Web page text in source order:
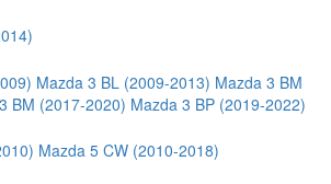
Mazda 3 BL (2009-2013) Mazda 3 BM
BM (2017-2020) Mazda 3 BP (2019-2022)
Mazda 5 CW (2010-2018)